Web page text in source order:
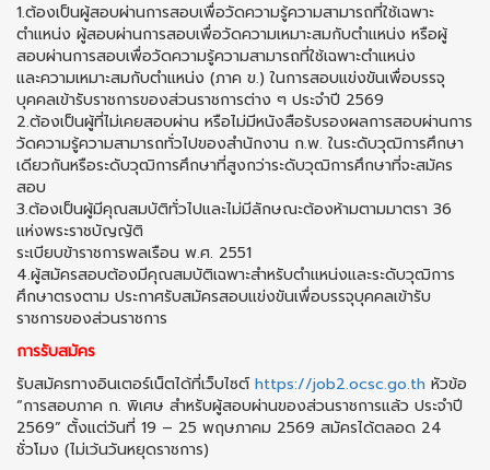
1.ต้องเป็นผู้สอบผ่านการสอบเพื่อวัดความรู้ความสามารถที่ใช้เฉพาะ
ตำแหน่ง ผู้สอบผ่านการสอบเพื่อวัดความเหมาะสมกับตำแหน่ง หรือผู้
สอบผ่านการสอบเพื่อวัดความรู้ความสามารถที่ใช้เฉพาะตำแหน่ง
และความเหมาะสมกับตำแหน่ง (ภาค ข.) ในการสอบแข่งขันเพื่อบรรจุ
บุคคลเข้ารับราชการของส่วนราชการต่าง ๆ ประจำปี 2569
2.ต้องเป็นผู้ที่ไม่เคยสอบผ่าน หรือไม่มีหนังสือรับรองผลการสอบผ่านการ
วัดความรู้ความสามารถทั่วไปของสำนักงาน ก.พ. ในระดับวุฒิการศึกษา
เดียวกันหรือระดับวุฒิการศึกษาที่สูงกว่าระดับวุฒิการศึกษาที่จะสมัคร
สอบ
3.ต้องเป็นผู้มีคุณสมบัติทั่วไปและไม่มีลักษณะต้องห้ามตามมาตรา 36
แห่งพระราชบัญญัติ
ระเบียบข้าราชการพลเรือน พ.ศ. 2551
4.ผู้สมัครสอบต้องมีคุณสมบัติเฉพาะสำหรับตำแหน่งและระดับวุฒิการ
ศึกษาตรงตาม ประกาศรับสมัครสอบแข่งขันเพื่อบรรจุบุคคลเข้ารับ
ราชการของส่วนราชการ
การรับสมัคร
รับสมัครทางอินเตอร์เน็ตได้ที่เว็บไซต์https://job2.ocsc.go.th หัวข้อ
“การสอบภาค ก. พิเศษ สำหรับผู้สอบผ่านของส่วนราชการแล้ว ประจำปี
2569” ตั้งแต่วันที่ 19 – 25 พฤษภาคม 2569 สมัครได้ตลอด 24
ชั่วโมง (ไม่เว้นวันหยุดราชการ)